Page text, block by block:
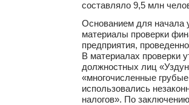
составляло 9,5 млн
Основанием для начала
материалы проверки
предприятия,
В материалах проверки
должностных лиц
«многочисленные
использовались
налогов». По